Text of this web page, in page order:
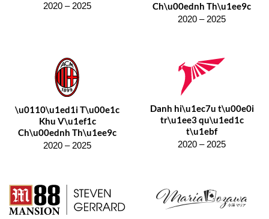
2020 – 2025 Ch\u00ednh Th\u1ee9c
2020 – 2025
\u0110\u1ed1i T\u00e1c
Khu V\u1ef1c
Ch\u00ednh Th\u1ee9c
2020 – 2025
Danh hi\u1ec7u t\u00e0i
tr\u1ee3 qu\u1ed1c
t\u1ebf
2020 – 2025